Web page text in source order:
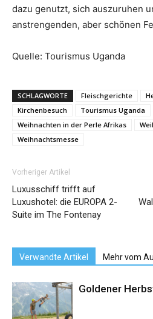
dazu genutzt, sich auszuruhen
anstrengenden, aber schönen
Quelle: Tourismus Uganda
SCHLAGWORTE Fleischgerichte
Kirchenbesuch
Tourismus Uganda
Weihnachten in der Perle Afrikas
Weihnachtsmesse
Vorheriger Artikel
Luxusschiff trifft auf
Luxushotel: die EUROPA 2-
Suite im The Fontenay
Verwandte Artikel Mehr vom
Goldener